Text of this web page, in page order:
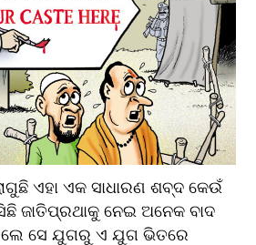
ଏହା ଏକ ସାଧାରଣ ଶବ୍ଦ କେଉଁ
ଜାତିପ୍ରଥାକୁ ନେଇ ଅନେକ ବାଦ
ସେ ଯୁଗରୁ ଏ ଯୁଗ ଭିତରେ